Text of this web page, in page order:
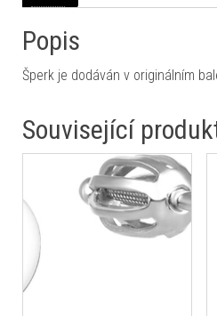
Popis
Šperk je dodáván v originálním
Související